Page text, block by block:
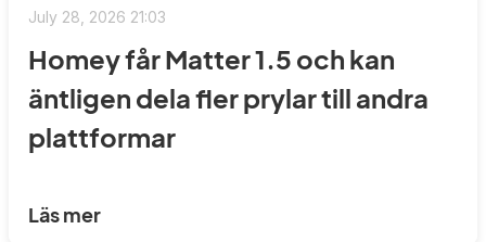
July 28, 2026 21:03
Homey får Matter 1.5 och kan
äntligen dela fler prylar till andra
plattformar
Läs mer